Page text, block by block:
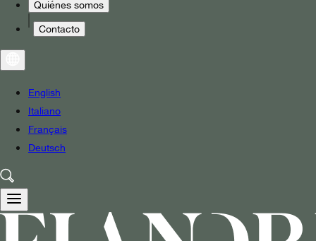
Quiénes somos
Contacto
English
Italiano
Français
Deutsch